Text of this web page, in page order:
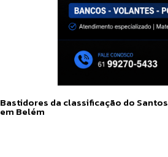
Bastidores da classificação do Santos
em Belém